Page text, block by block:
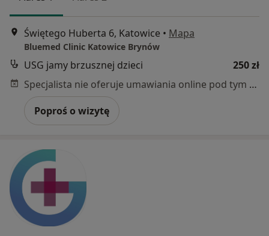
Świętego Huberta 6, Katowice • Mapa
Bluemed Clinic Katowice Brynów
USG jamy brzusznej dzieci
250 zł
Specjalista nie oferuje umawiania online pod tym adresem.
Poproś o wizytę